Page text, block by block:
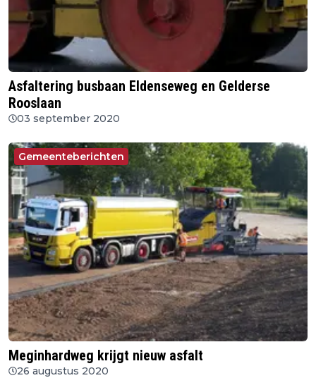
Asfaltering busbaan Eldenseweg en Gelderse
Rooslaan
03 september 2020
Gemeenteberichten
Meginhardweg krijgt nieuw asfalt
26 augustus 2020